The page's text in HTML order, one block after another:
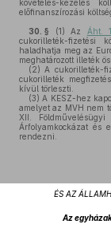
követelés-kezelés
előfinanszírozási
30. § (1) Az Áht.
cukorilleték-fizetési
haladhatja meg az
meghatározott illeték
(2) A cukorilleték-
cukorilleték
kívül törleszti.
(3) A KESZ-hez
amelyet az MVH nem
XII.
Árfolyamkockázat és
rendezni.
ÉS AZ
Az